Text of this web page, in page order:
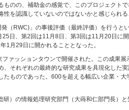
のの、補助金の感覚で、このプロジェクト
を認識していないのではないかと感じられる
（RWC)」の事後評価（最終評価）を行うと
日、第2回は11月8日、第3回は11月20日に
1月29日に開かれることとなった。
ァッションタウンで開催された。この成果
それぞれの最終的な研究成果を具現化した
ものであった。600を超える幅広い企業・大
）の情報処理研究部門（大蒔和仁部門長）